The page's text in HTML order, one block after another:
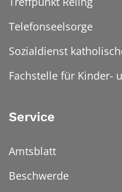
Telefonseelsorge
Sozialdienst
Fachstelle für Kinder-
Service
Amtsblatt
Beschwerde